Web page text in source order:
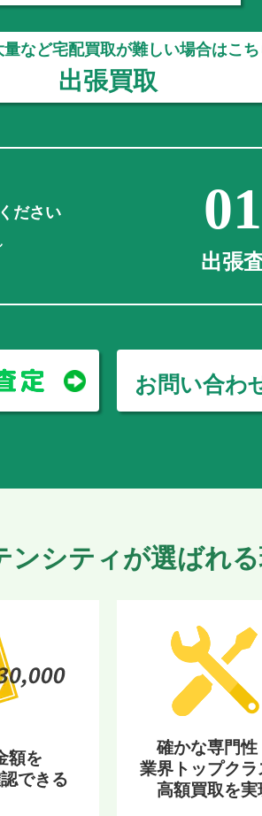
など宅配買取が難しい場合はこち
出張買取
ださい
出張
お問い合わ
ンシティが選ばれ
額を
できる
確かな専門性
業界トップクラ
高額買取を実